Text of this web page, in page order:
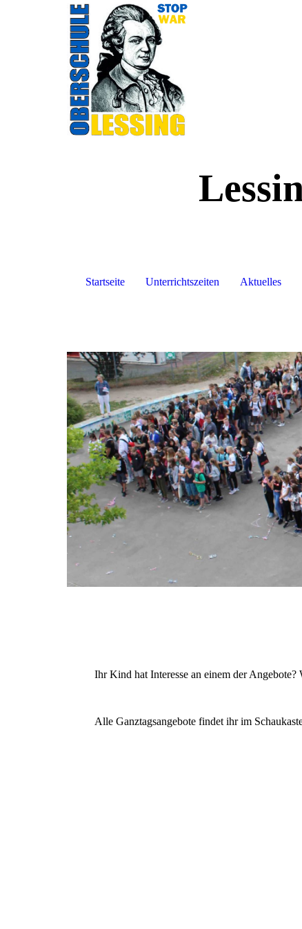
Startseite Unterrichtszeiten Aktuelles
Ihr Kind hat Interesse an einem der
Alle Ganztagsangebote findet ihr im